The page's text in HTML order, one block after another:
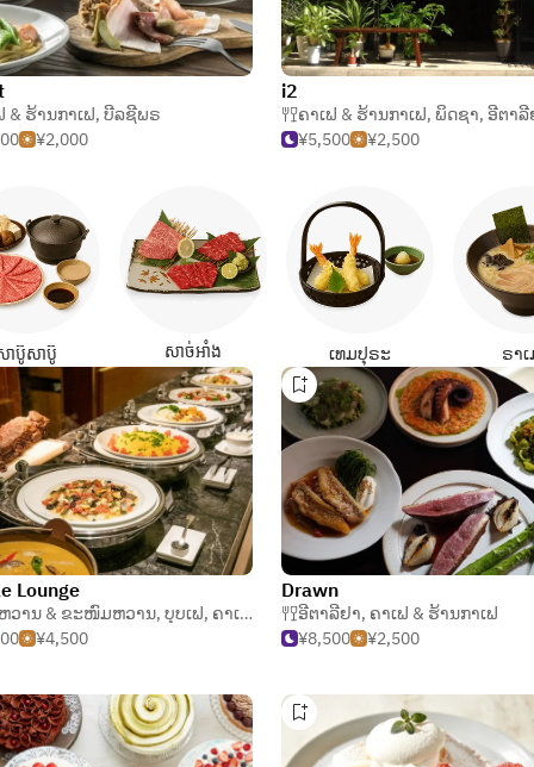
& ຮ້ານກາເຟ, ບີລຊີພຣ
¥2,000
i2
ຄາເຟ & ຮ້ານກາເຟ, ພິດຊາ, ອີຕາລີ
¥5,500
¥2,500
ាប៊ូសាប៊ូ សាច់អាំង ເທມປຸຣະ ຣາ
Lounge
ວານ & ຂະໜົມຫວານ, ບຸບເຟ, ຄາເຟ & ຮ້ານກາເຟ
¥4,500
Drawn
ອີຕາລີຢາ, ຄາເຟ & ຮ້ານກາເຟ
¥8,500
¥2,500